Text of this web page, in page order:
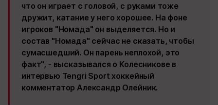
что он играет с головой, с руками тоже
дружит, катание у него хорошее. На фоне
игроков "Номада" он выделяется. Но и
состав "Номада" сейчас не сказать, чтобы
сумасшедший. Он парень неплохой, это
факт", - высказывался о Колесникове в
интервью Tengri Sport хоккейный
комментатор Александр Олейник.